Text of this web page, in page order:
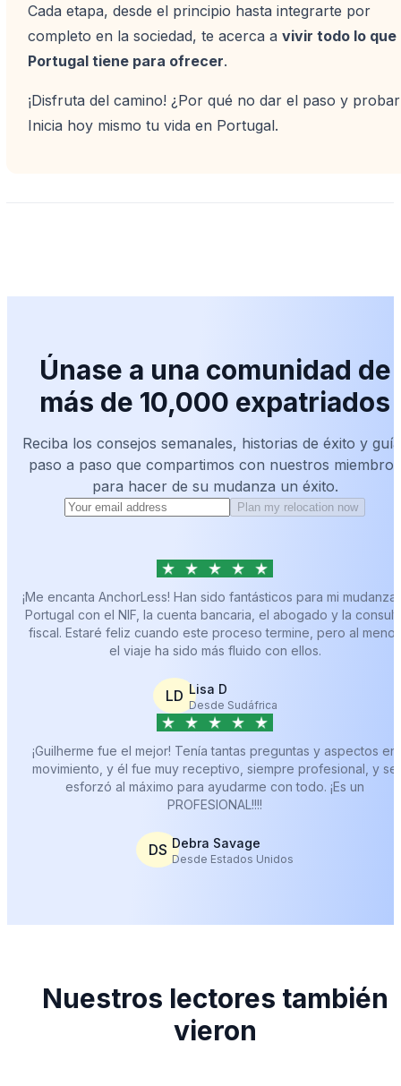
Cada etapa, desde el principio hasta integrarte por
completo en la sociedad, te acerca a vivir todo lo que
Portugal tiene para ofrecer.
¡Disfruta del camino! ¿Por qué no dar el paso y
Inicia hoy mismo tu vida en Portugal.
Únase a una comunidad de
más de 10,000 expatriados
Reciba los consejos semanales, historias de éxito y
paso a paso que compartimos con nuestros miembros
para hacer de su mudanza un éxito.
Plan my relocation now
¡Me encanta AnchorLess! Han sido fantásticos para mi mudanza
Portugal con el NIF, la cuenta bancaria, el abogado y la
fiscal. Estaré feliz cuando este proceso termine, pero al menos
el viaje ha sido más fluido con ellos.
LD Lisa D
Desde Sudáfrica
¡Guilherme fue el mejor! Tenía tantas preguntas y aspectos en
movimiento, y él fue muy receptivo, siempre profesional, y se
esforzó al máximo para ayudarme con todo. ¡Es un
PROFESIONAL!!!!
DS Debra Savage
Desde Estados Unidos
Nuestros lectores también
vieron